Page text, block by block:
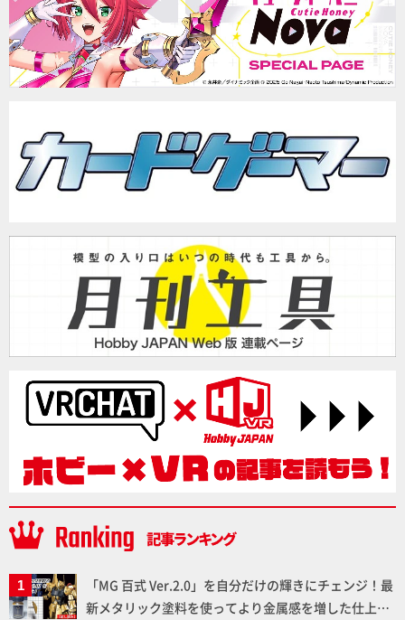
「MG 百式 Ver.2.0」を自分だけの輝きにチェンジ！最
新メタリック塗料を使ってより金属感を増した仕上が